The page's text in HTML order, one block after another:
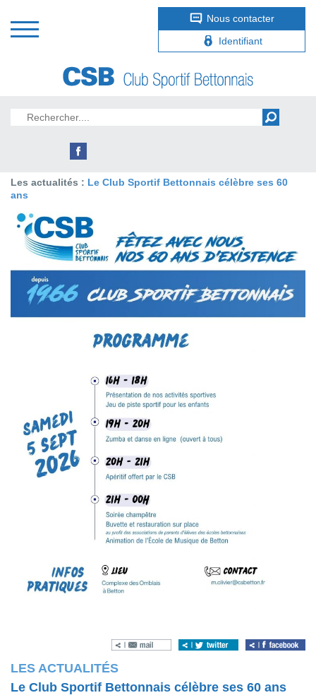
Nous contacter
Identifiant
Les actualités : Le Club Sportif Bettonnais célèbre ses 60
ans
LES ACTUALITÉS
Le Club Sportif Bettonnais célèbre ses 60 ans